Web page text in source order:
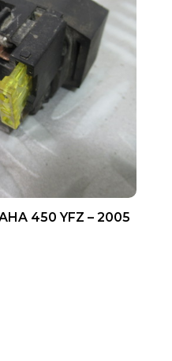
450 YFZ – 2005